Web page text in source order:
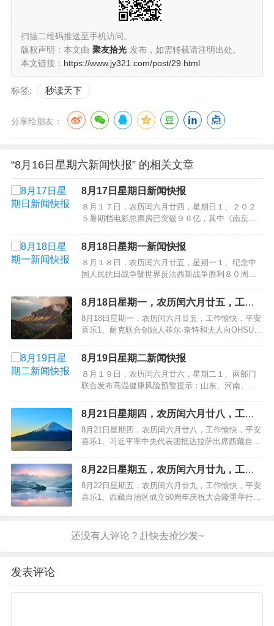
扫描二维码推送至手机访问。
版权声明：本文由 聚友拾光 发布，如需转载请注明出处。
本文链接： https://www.jy321.com/post/29.html
标签: 秒读天下
分享给朋友：
“8月16日星期六新闻快报” 的相关文章
8月17日星期日新闻快报
８月１７日，农历闰六月廿四，星期日１、２０２
５暑期档电影总票房已突破９６亿，其中《南京照
品房销售面积近５．１６亿平方米，同比下降
４％；新建商品房销售额约４９５６６亿元，下降
６．５％；３、官方通报“女司机亮证逼迫让路事件”
后续处理结果：“亮证女”丈夫被注销行…
8月18日星期一新闻快报
８月１８日，农历闰六月廿五，星期一１、纪念中
国人民抗日战争暨世界反法西斯战争胜利８０周年
机器人运动会落幕，世界人形机器人运动联合会宣
告成立；第二届将于２０２６年８月在北京举办；
３、成都世运会闭幕：产生２３３枚金牌，中国队
获３６金１７银１１铜位居金牌、奖牌榜…
8月18日星期一，农历闰六月廿五，工作
愉快，平安喜乐
8月18日星期一，农历闰六月廿五，工作愉快，平安
喜乐1、耐克联合创始人菲尔·奈特和夫人向OHSU奈
常委会党组副书记、副主任高兴夫接受审查调查3、
医保局：支持引导将生育津贴直接发放给参保人；
泽连斯基抵达华盛顿4、浙江省人大常委会副主任高
兴夫被查，曾由省属…
8月19日星期二新闻快报
８月１９日，农历闰六月廿六，星期二１、两部门
联合发布高温健康风险预警提示：山东、河南、安
国铁集团：暑运启动以来，全国累计发送旅客突破
７亿人次，同比增长４．１％；３、２０２５年暑
期档电影总票房破１００亿，《南京照相馆》《浪
浪山小妖怪》《长安的荔枝》分列前三位…
8月21日星期四，农历闰六月廿八，工作
愉快，平安喜乐
8月21日星期四，农历闰六月廿八，工作愉快，平安
喜乐1、习近平率中央代表团抵达拉萨出席西藏自治
里西班牙高温已致1149人死亡3、广西多地发现超40
例基孔肯雅热病例，疾控提示筑牢校园健康防线4、
阅兵活动按照阅兵式、分列式2个步骤进行，时长约
70分钟5、爱…
8月22日星期五，农历闰六月廿九，工作
愉快，平安喜乐
8月22日星期五，农历闰六月廿九，工作愉快，平安
喜乐1、西藏自治区成立60周年庆祝大会隆重举行，
价下滑，票均重下降带动其他收入增长，安能物流
在“内卷”中找平衡4、阻挠推搡昆明台记者采访，涉
发表评论